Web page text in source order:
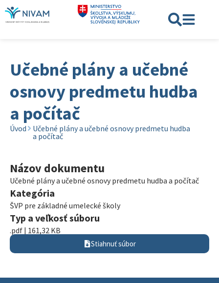
Učebné plány a učebné
osnovy predmetu hudba
a počítač
Úvod
Učebné plány a učebné osnovy predmetu hudba
a počítač
Názov dokumentu
Učebné plány a učebné osnovy predmetu hudba a počítač
Kategória
ŠVP pre základné umelecké školy
Typ a veľkosť súboru
.pdf | 161,32 KB
Stiahnuť súbor